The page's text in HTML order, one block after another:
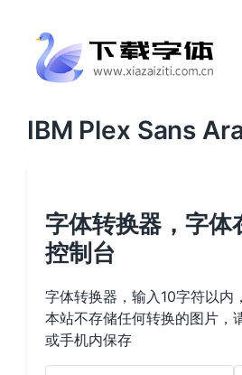
IBM Plex Sans
字体转换器，字体
控制台
字体转换器，输入10字符以内
本站不存储任何转换的图片，
或手机内保存